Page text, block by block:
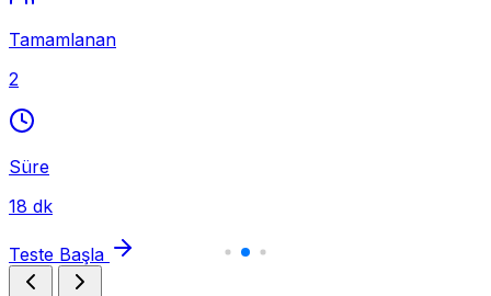
Tamamlanan
2
Süre
18 dk
Teste Başla